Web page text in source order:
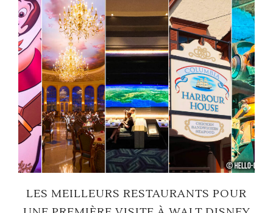
LES MEILLEURS RESTAURANTS POUR